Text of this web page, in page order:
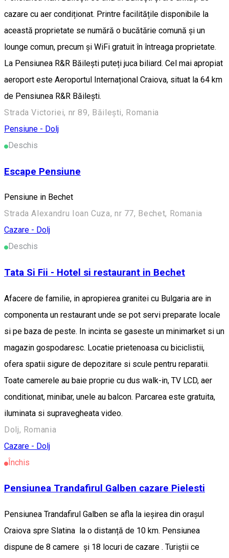
cazare cu aer condiționat. Printre facilitățile disponibile la
această proprietate se numără o bucătărie comună și un
lounge comun, precum și WiFi gratuit în întreaga proprietate.
La Pensiunea R&R Băilești puteți juca biliard. Cel mai apropiat
aeroport este Aeroportul Internațional Craiova, situat la 64 km
de Pensiunea R&R Băilești.
Strada Victoriei, nr 89, Băilești, Romania
Pensiune - Dolj
Deschis
Escape Pensiune
Pensiune in Bechet
Strada Alexandru Ioan Cuza, nr 77, Bechet, Romania
Cazare - Dolj
Deschis
Tata Si Fii - Hotel si restaurant in Bechet
Afacere de familie, in apropierea granitei cu Bulgaria are in
componenta un restaurant unde se pot servi preparate locale
si pe baza de peste. In incinta se gaseste un minimarket si un
magazin gospodaresc. Locatie prietenoasa cu biciclistii,
ofera spatii sigure de depozitare si scule pentru reparatii.
Toate camerele au baie proprie cu dus walk-in, TV LCD, aer
conditionat, minibar, unele au balcon. Parcarea este gratuita,
iluminata si supravegheata video.
Dolj, Romania
Cazare - Dolj
Închis
Pensiunea Trandafirul Galben cazare Pielesti
Pensiunea Trandafirul Galben se afla la ieșirea din orașul
Craiova spre Slatina la o distanță de 10 km. Pensiunea
dispune de 8 camere și 18 locuri de cazare . Turiștii ce